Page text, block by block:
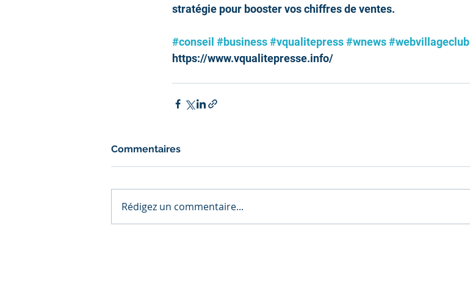
stratégie pour booster vos chiffres de ventes.
#conseil #business#vqualitepress#wnews#webvillageclub
https://www.vqualitepresse.info/
Commentaires
Rédigez un commentaire...